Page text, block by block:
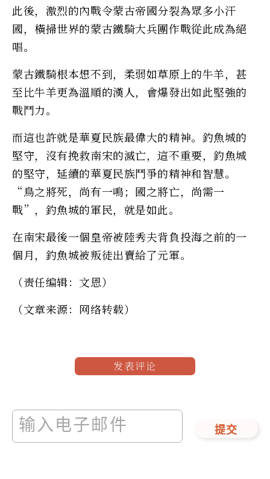
此後，激烈的內戰令蒙古帝國分裂為眾多小汗
國，橫掃世界的蒙古鐵騎大兵團作戰從此成為絕
唱。
蒙古鐵騎根本想不到，柔弱如草原上的牛羊，甚
至比牛羊更為溫順的漢人，會爆發出如此堅強的
戰鬥力。
而這也許就是華夏民族最偉大的精神。釣魚城的
堅守，沒有挽救南宋的滅亡，這不重要，釣魚城
的堅守，延續的華夏民族鬥爭的精神和智慧。
“鳥之將死，尚有一鳴；國之將亡，尚需一
戰”，釣魚城的軍民，就是如此。
在南宋最後一個皇帝被陸秀夫背負投海之前的一
個月，釣魚城被叛徒出賣給了元軍。
（责任编辑：文恩）
（文章来源：网络转载）
发表评论
提交